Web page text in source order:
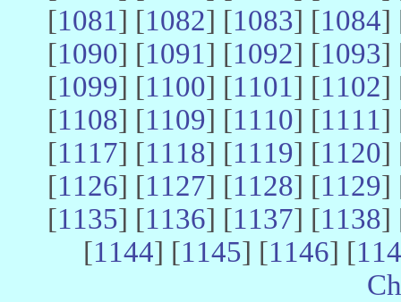
[1081] [1082] [1083] [1084]
[1090] [1091] [1092] [1093]
[1099] [1100] [1101] [1102]
[1108] [1109] [1110] [1111]
[1117] [1118] [1119] [1120]
[1126] [1127] [1128] [1129]
[1135] [1136] [1137] [1138]
[1144] [1145] [1146] [